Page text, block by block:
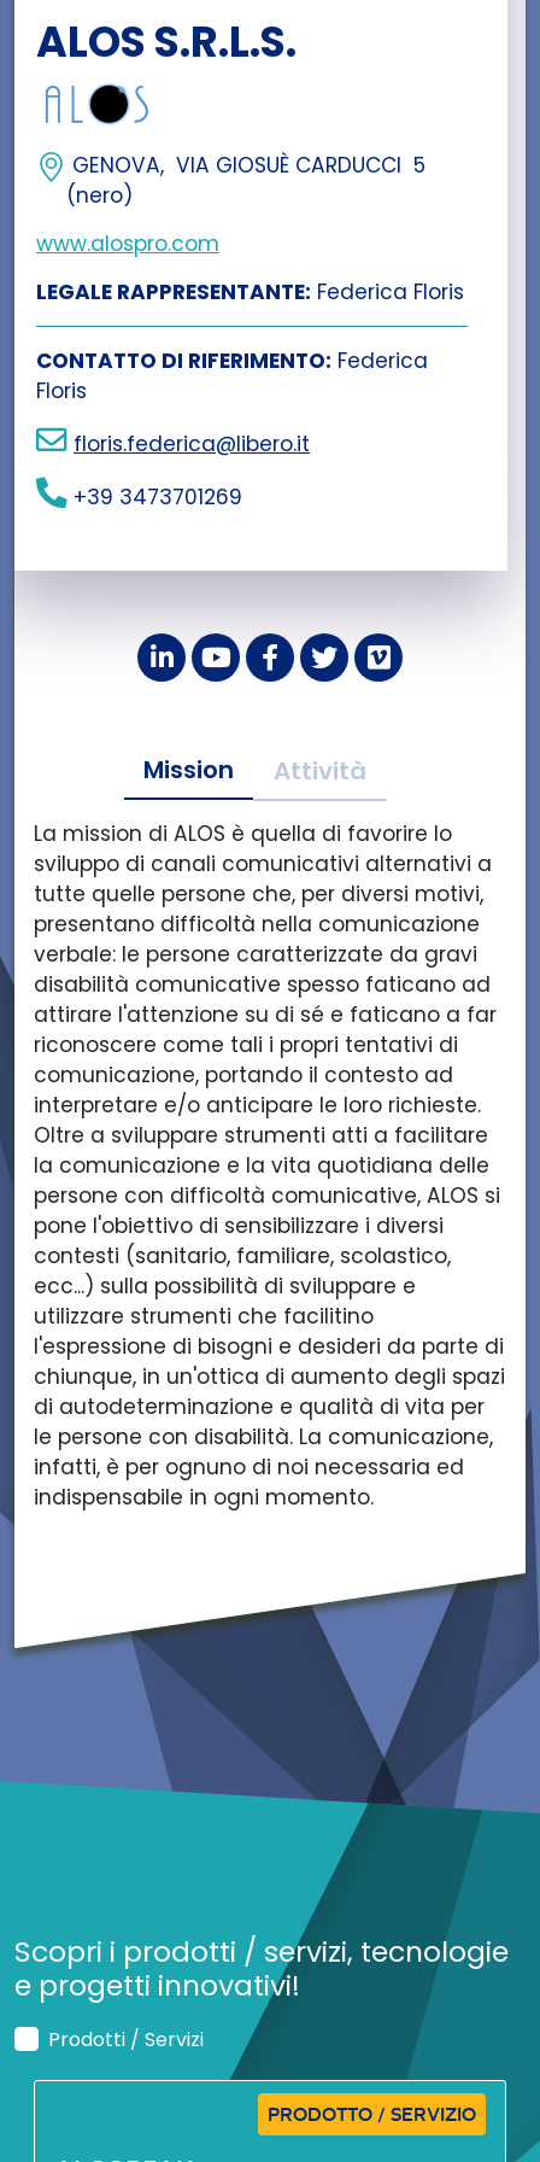
ALOS S.R.L.S.
GENOVA, VIA GIOSUÈ CARDUCCI 5
(nero)
www.alospro.com
LEGALE RAPPRESENTANTE: Federica Floris
CONTATTO DI RIFERIMENTO: Federica
Floris
floris.federica@libero.it
+39 3473701269
L
i
e
d
i
n
d
i
A
L
O
S
S.
R.
L.
S.
Y
o
u
b
e
d
i
A
L
O
S
S.
R.
L.
S.
F
a
b
o
o
k
d
i
A
L
O
S
S.
R.
L.
S.
T
w
t
e
r
d
A
L
O
S
S.
R.
L.
S.
V
i
i
A
L
O
S
S.
R.
L.
S.
Mission Attività
La mission di ALOS è quella di favorire lo
sviluppo di canali comunicativi alternativi a
tutte quelle persone che, per diversi motivi,
presentano difficoltà nella comunicazione
verbale: le persone caratterizzate da gravi
disabilità comunicative spesso faticano ad
attirare l'attenzione su di sé e faticano a far
riconoscere come tali i propri tentativi di
comunicazione, portando il contesto ad
interpretare e/o anticipare le loro richieste.
Oltre a sviluppare strumenti atti a facilitare
la comunicazione e la vita quotidiana delle
persone con difficoltà comunicative, ALOS si
pone l'obiettivo di sensibilizzare i diversi
contesti (sanitario, familiare, scolastico,
ecc...) sulla possibilità di sviluppare e
utilizzare strumenti che facilitino
l'espressione di bisogni e desideri da parte di
chiunque, in un'ottica di aumento degli spazi
di autodeterminazione e qualità di vita per
le persone con disabilità. La comunicazione,
infatti, è per ognuno di noi necessaria ed
indispensabile in ogni momento.
Scopri i prodotti / servizi, tecnologie
e progetti innovativi!
Prodotti / Servizi
PRODOTTO / SERVIZIO